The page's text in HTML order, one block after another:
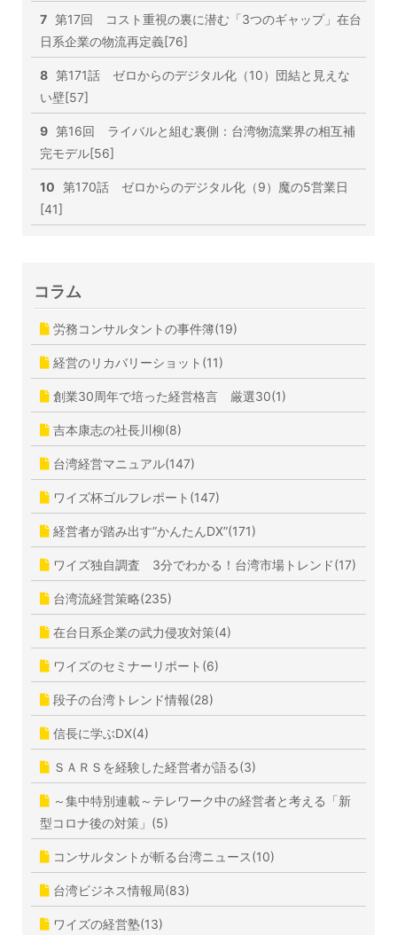
7 第17回 コスト重視の裏に潜む「3つのギャップ」在台
日系企業の物流再定義[76]
8 第171話 ゼロからのデジタル化（10）団結と見えな
い壁[57]
9 第16回 ライバルと組む裏側：台湾物流業界の相互補
完モデル[56]
10 第170話 ゼロからのデジタル化（9）魔の5営業日
[41]
コラム
労務コンサルタントの事件簿(19)
経営のリカバリーショット(11)
創業30周年で培った経営格言 厳選30(1)
吉本康志の社長川柳(8)
台湾経営マニュアル(147)
ワイズ杯ゴルフレポート(147)
経営者が踏み出す”かんたんDX”(171)
ワイズ独自調査 3分でわかる！台湾市場トレンド(17)
台湾流経営策略(235)
在台日系企業の武力侵攻対策(4)
ワイズのセミナーリポート(6)
段子の台湾トレンド情報(28)
信長に学ぶDX(4)
ＳＡＲＳを経験した経営者が語る(3)
～集中特別連載～テレワーク中の経営者と考える「新
型コロナ後の対策」(5)
コンサルタントが斬る台湾ニュース(10)
台湾ビジネス情報局(83)
ワイズの経営塾(13)